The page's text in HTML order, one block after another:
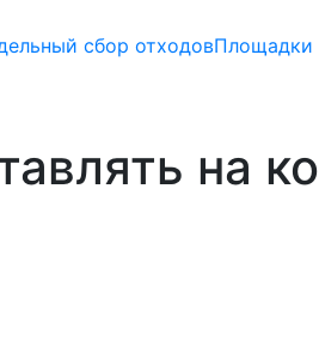
сбор отходовПлощадки
на